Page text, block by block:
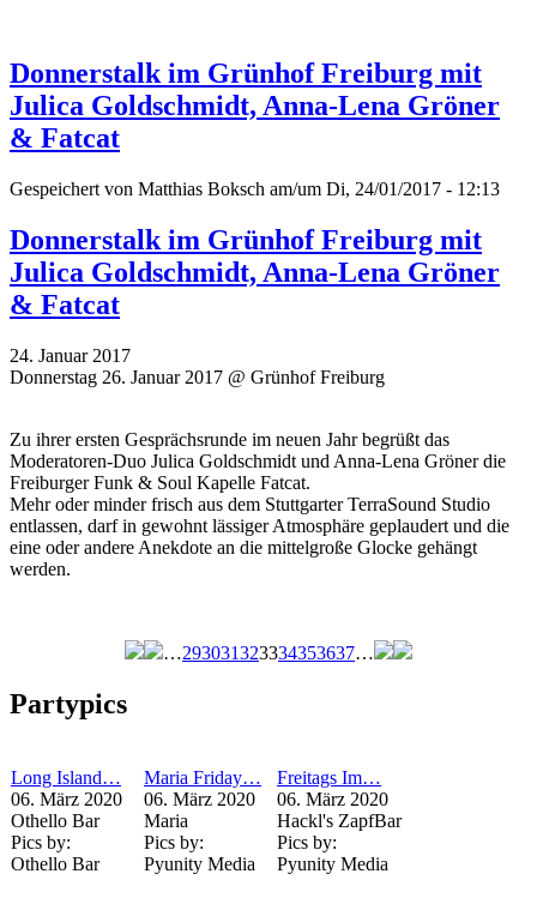
Donnerstalk im Grünhof Freiburg mit
Julica Goldschmidt, Anna-Lena Gröner
& Fatcat
Gespeichert von Matthias Boksch am/um Di, 24/01/2017 - 12:13
Donnerstalk im Grünhof Freiburg mit
Julica Goldschmidt, Anna-Lena Gröner
& Fatcat
24. Januar 2017
Donnerstag 26. Januar 2017 @ Grünhof Freiburg
Zu ihrer ersten Gesprächsrunde im neuen Jahr begrüßt das
Moderatoren-Duo Julica Goldschmidt und Anna-Lena Gröner die
Freiburger Funk & Soul Kapelle Fatcat.
Mehr oder minder frisch aus dem Stuttgarter TerraSound Studio
entlassen, darf in gewohnt lässiger Atmosphäre geplaudert und die
eine oder andere Anekdote an die mittelgroße Glocke gehängt
werden.
…293031323334353637…
Partypics
Long Island…
06. März 2020
Othello Bar
Pics by:
Othello Bar
Maria Friday…
06. März 2020
Maria
Pics by:
Pyunity Media
Freitags Im…
06. März 2020
Hackl's ZapfBar
Pics by:
Pyunity Media